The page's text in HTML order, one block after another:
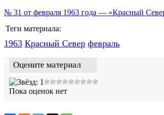
№ 31 от февраля 1963 года — «Красный
Теги материала:
1963 Красный Cевер февраль
Оцените материал
Пока оценок нет